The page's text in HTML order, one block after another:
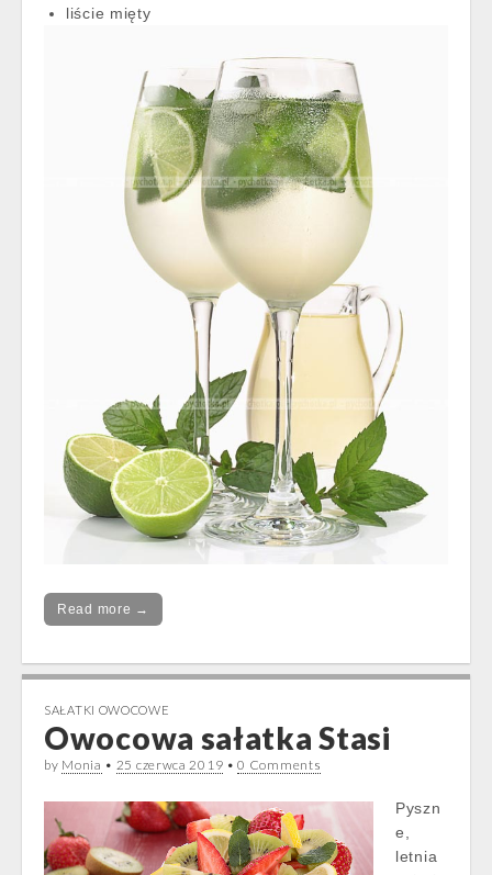
liście mięty
Read more →
SAŁATKI OWOCOWE
Owocowa sałatka Stasi
by Monia • 25 czerwca 2019 •0 Comments
Pyszn
e,
letnia